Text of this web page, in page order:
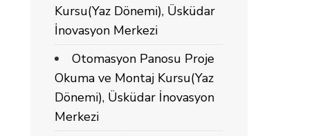
Kursu(Yaz Dönemi), Üsküdar
İnovasyon Merkezi
Otomasyon Panosu Proje
Okuma ve Montaj Kursu(Yaz
Dönemi), Üsküdar İnovasyon
Merkezi